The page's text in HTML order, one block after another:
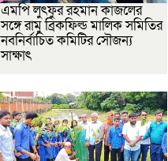
এমপি লুৎফুর রহমান কাজলের
সঙ্গে রামু ব্রিকফিল্ড মালিক সমিতির
নবনির্বাচিত কমিটির সৌজন্য
সাক্ষাৎ